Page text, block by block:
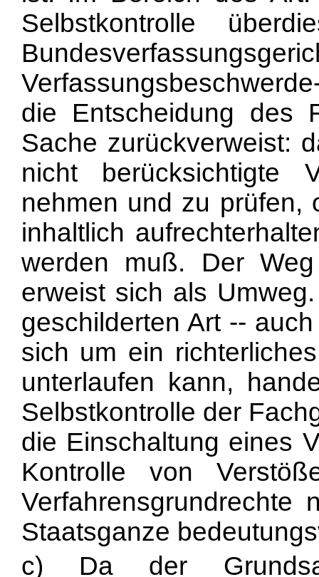
Selbstkontrolle
die Entscheidung des
Sache zurückverweist:
nicht berücksichtigte
nehmen und zu prüfen,
inhaltlich
werden muß. Der
erweist sich als
geschilderten Art --
sich um ein
unterlaufen kann,
Selbstkontrolle der
die Einschaltung eines
Kontrolle von
Staatsganze
c) Da der